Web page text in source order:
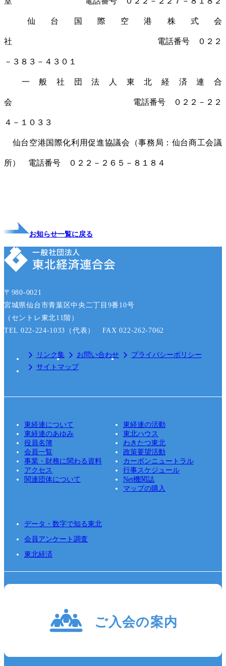
仙台国際空港株式会
社 電話番号 ０２２
－３８３－４３０１
一般社団法人東北経済連合
会 電話番号 ０２２－２２
４－１０３３
仙台空港国際化利用促進協議会（事務局：仙台商工会議
所） 電話番号 ０２２－２６５－８１８４
お知らせ一覧に戻る
〒980-0021
宮城県仙台市青葉区中央二丁目9番10号
（セントレ東北11階）
TEL 022-224-1033（代表） FAX 022-262-7062
リンク集 お問い合わせ
プライバシーポリシー
サイトマップ
東経連について
東経連の活動
東経連のあゆみ
東北ハウス
役員名簿
わきたつ東北
会員一覧
政策要望活動
事業・財務に関わる資料
カーボンニュートラル
アクセス
行事スケジュール
関連団体について
Net機関誌
マップの購入
データ・数字で知る東北
会員アンケート調査
東北経済